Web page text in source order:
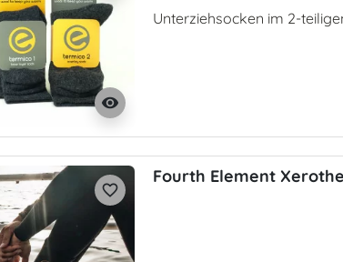
visibility
Unterziehsocken im 2-
favorite_border
Fourth Element